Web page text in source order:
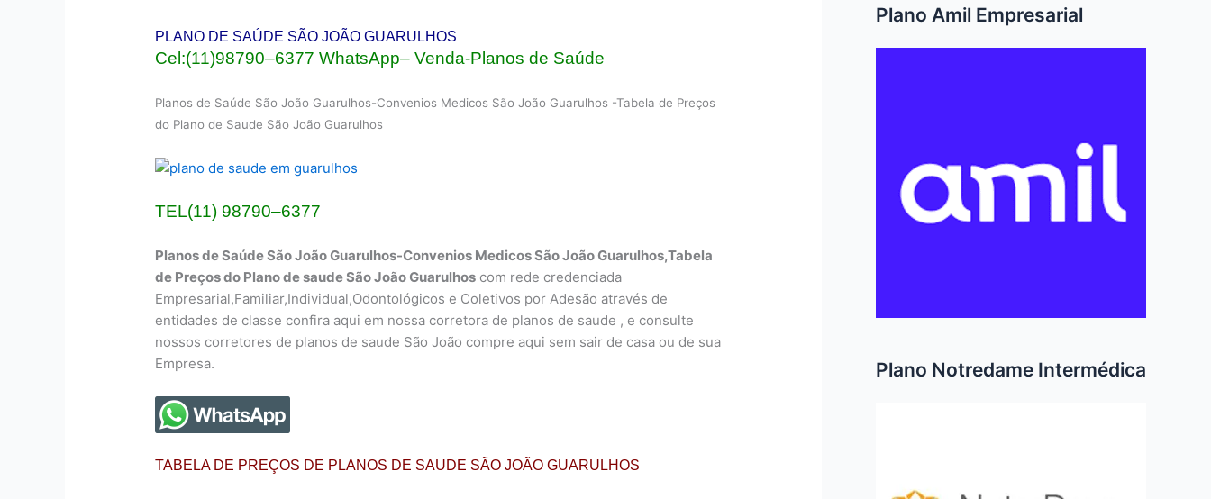
PLANO DE SAÚDE SÃO JOÃO GUARULHOS
Cel:(11)98790–6377 WhatsApp– Venda-Planos de Saúde
Planos de Saúde São João Guarulhos-Convenios Medicos São João Guarulhos -Tabela de Preços
do Plano de Saude São João Guarulhos
TEL(11) 98790–6377
Planos de Saúde São João Guarulhos-Convenios Medicos São João Guarulhos,Tabela
de Preços do Plano de saude São João Guarulhos com rede credenciada
Empresarial,Familiar,Individual,Odontológicos e Coletivos por Adesão através de
entidades de classe confira aqui em nossa corretora de planos de saude , e consulte
nossos corretores de planos de saude São João compre aqui sem sair de casa ou de sua
Empresa.
TABELA DE PREÇOS DE PLANOS DE SAUDE SÃO JOÃO GUARULHOS
q
Plano Amil Empresarial
Plano Notredame Intermédica